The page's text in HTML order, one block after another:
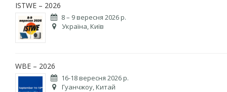
ISTWE – 2026
8 – 9 вересня 2026 р.
Україна, Київ
WBE – 2026
16-18 вересня 2026 р.
Гуанчжоу, Китай